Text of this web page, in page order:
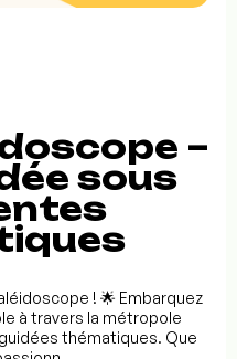
–
sous
! 🌟 Embarquez
à travers la métropole
thématiques. Que